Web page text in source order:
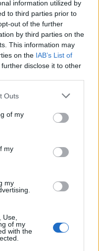
information utilized by
to third parties prior to
out of the further
by third parties on the
This information may
on the IAB’s List of
disclose it to other
Outs
of my
my
my
of my
with the
της παράνομης
έντονο.
τους ελέγχους,
διάστημα
πιο οργανωμένα»,
Τύπου του
Τσάπαλος
παραμένουν